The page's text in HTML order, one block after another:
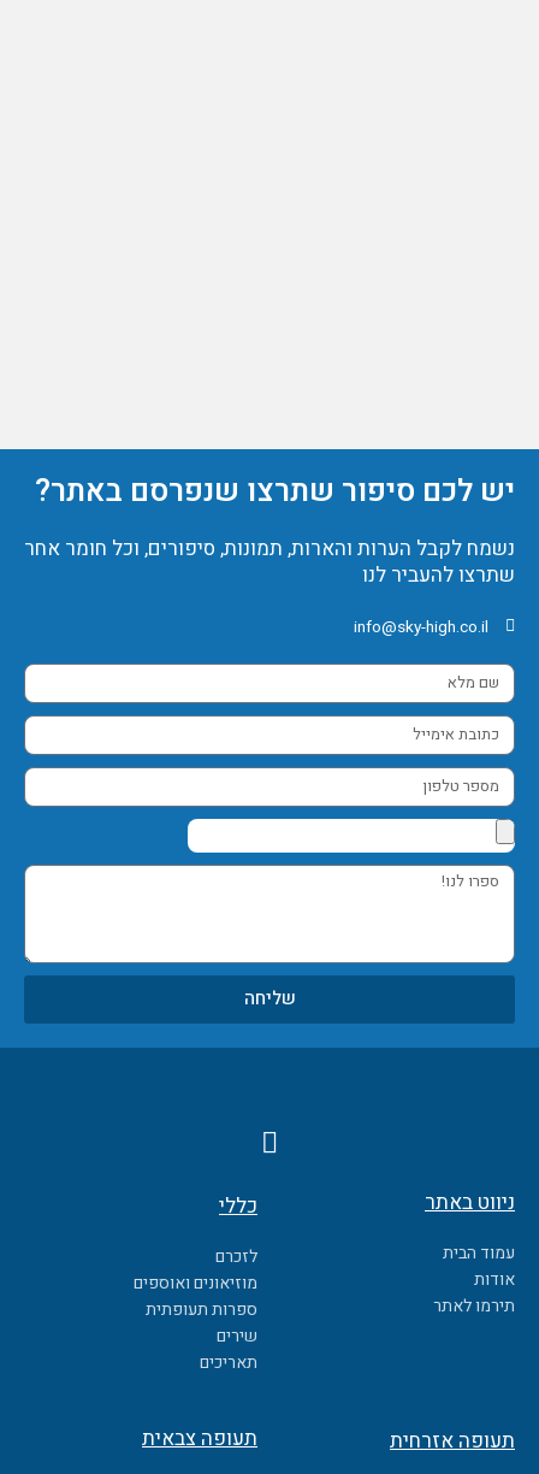
יש לכם סיפור שתרצו שנפרסם באתר?
נשמח לקבל הערות והארות, תמונות, סיפורים, וכל חומר אחר
שתרצו להעביר לנו
info@sky-high.co.il
שם
מלא
כתובת
אימייל
מספר
טלפון
ספרו
שליחה
F
a
ניווט באתר
עמוד הבית
אודות
תירמו לאתר
כללי
לזכרם
מוזיאונים ואוספים
ספרות תעופתית
שירים
תאריכים
תעופה אזרחית תעופה צבאית